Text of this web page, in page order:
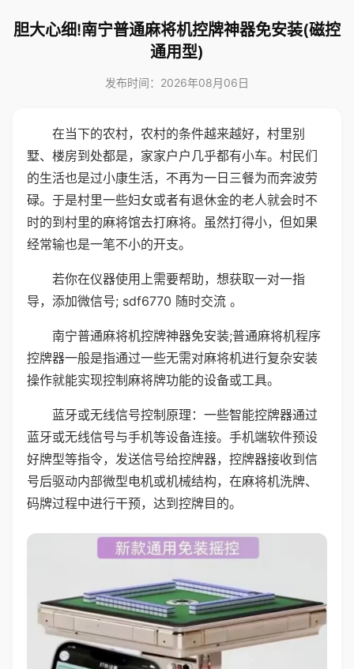
胆大心细!南宁普通麻将机控牌神器免安装(磁控
通用型)
发布时间：2026年08月06日
在当下的农村，农村的条件越来越好，村里别
墅、楼房到处都是，家家户户几乎都有小车。村民们
的生活也是过小康生活，不再为一日三餐为而奔波劳
碌。于是村里一些妇女或者有退休金的老人就会时不
时的到村里的麻将馆去打麻将。虽然打得小，但如果
经常输也是一笔不小的开支。
若你在仪器使用上需要帮助，想获取一对一指
导，添加微信号; sdf6770 随时交流 。
南宁普通麻将机控牌神器免安装;普通麻将机程序
控牌器一般是指通过一些无需对麻将机进行复杂安装
操作就能实现控制麻将牌功能的设备或工具。
蓝牙或无线信号控制原理：一些智能控牌器通过
蓝牙或无线信号与手机等设备连接。手机端软件预设
好牌型等指令，发送信号给控牌器，控牌器接收到信
号后驱动内部微型电机或机械结构，在麻将机洗牌、
码牌过程中进行干预，达到控牌目的。